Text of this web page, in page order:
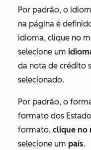
Por padrão, o
na página é
idioma, clique no
selecione um
da nota de crédito
selecionado.
Por padrão, o
formato dos
formato, clique no
selecione um país.